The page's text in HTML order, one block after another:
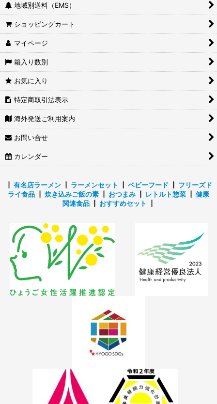
地域別送料（EMS）
ショッピングカート
マイページ
箱入り数別
お気に入り
特定商取引法表示
海外発送ご利用案内
お問い合せ
カレンダー
有名店ラーメン┃ ラーメンセット ベビーフード
フリーズド
ライ食品
炊き込みご飯の素 おつまみ レトルト惣菜
健康
関連食品┃ おすすめセット